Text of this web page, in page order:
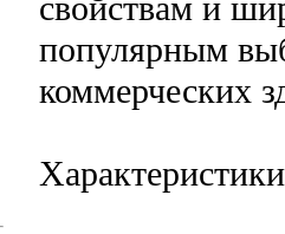
свойствам и
популярным
коммерческих